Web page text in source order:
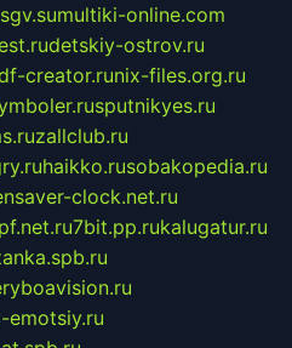
sgv.sumultiki-online.com
detskiy-ostrov.ru
creator.runix-files.org.ru
sputnikyes.ru
zallclub.ru
haikko.rusobakopedia.ru
clock.net.ru
7bit.pp.rukalugatur.ru
emotsiy.ru